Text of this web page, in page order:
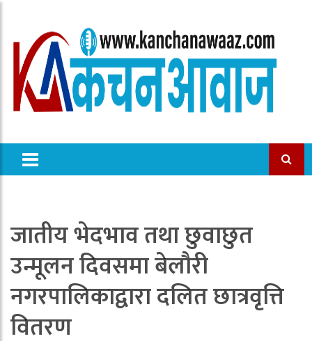
जातीय भेदभाव तथा छुवाछुत
उन्मूलन दिवसमा बेलौरी
नगरपालिकाद्वारा दलित छात्रवृत्ति
वितरण